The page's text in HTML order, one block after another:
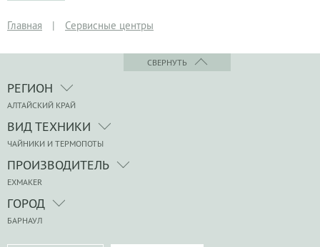
Главная | Сервисные центры
СВЕРНУТЬ
РЕГИОН
АЛТАЙСКИЙ КРАЙ
ВИД ТЕХНИКИ
ЧАЙНИКИ И ТЕРМОПОТЫ
ПРОИЗВОДИТЕЛЬ
EXMAKER
ГОРОД
БАРНАУЛ